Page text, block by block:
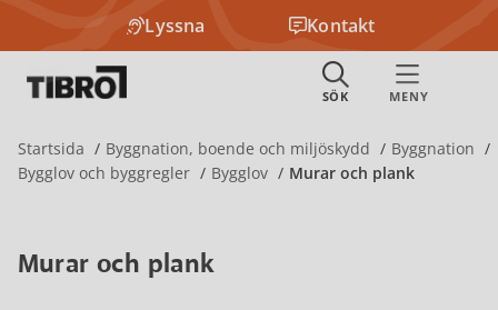
Lyssna Kontakt
Startsida Byggnation, boende och miljöskydd
Byggnation
Bygglov och byggregler
Bygglov Murar och plank
Murar och plank